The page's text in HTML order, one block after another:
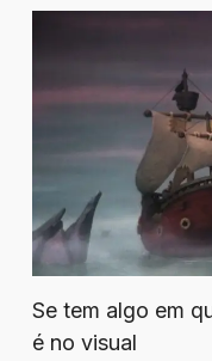
Se tem algo em
é no visual